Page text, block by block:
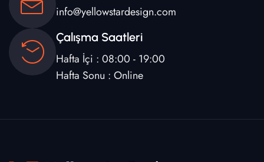
info@yellowstardesign.com
Çalışma Saatleri
Hafta İçi : 08:00 - 19:00
Hafta Sonu : Online